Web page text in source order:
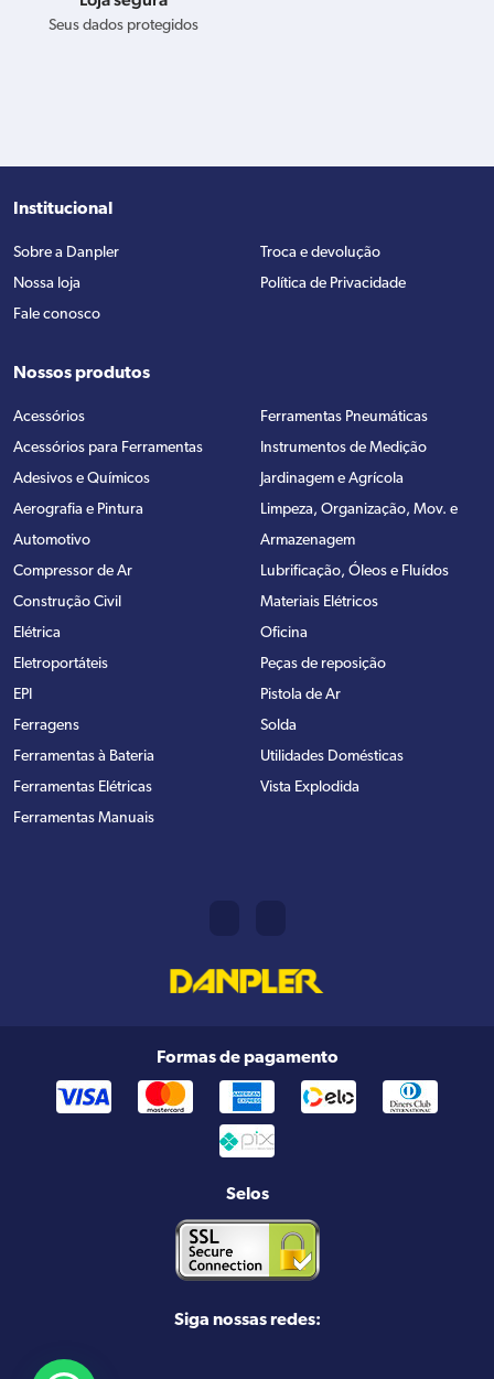
Seus dados protegidos
Institucional
Sobre a Danpler
Nossa loja
Fale conosco
Troca e devolução
Política de Privacidade
Nossos produtos
Acessórios
Acessórios para Ferramentas
Adesivos e Químicos
Aerografia e Pintura
Automotivo
Compressor de Ar
Construção Civil
Elétrica
Eletroportáteis
EPI
Ferragens
Ferramentas à Bateria
Ferramentas Elétricas
Ferramentas Manuais
Ferramentas Pneumáticas
Instrumentos de Medição
Jardinagem e Agrícola
Limpeza, Organização, Mov. e
Armazenagem
Lubrificação, Óleos e Fluídos
Materiais Elétricos
Oficina
Peças de reposição
Pistola de Ar
Solda
Utilidades Domésticas
Vista Explodida
Formas de pagamento
Selos
Siga nossas redes: